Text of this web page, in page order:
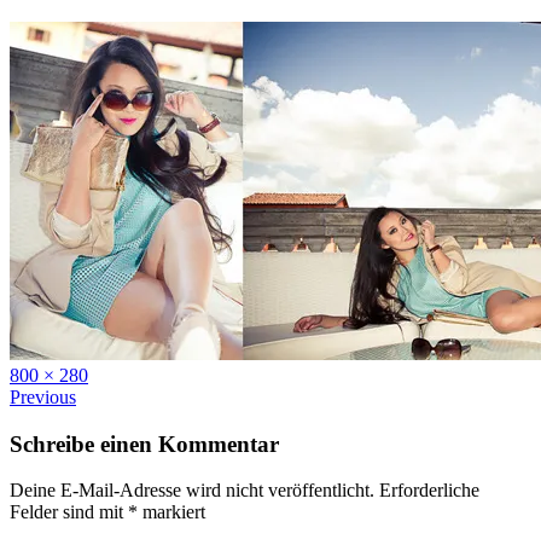
Full
size
800 × 280
Previous
Schreibe einen Kommentar
Deine E-Mail-Adresse wird nicht veröffentlicht. Erforderliche
Felder sind mit * markiert